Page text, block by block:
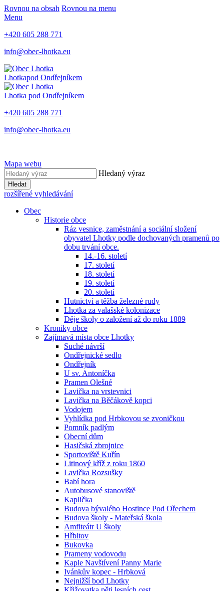
Rovnou na obsah Rovnou na menu
Menu
+420 605 288 771
info@obec-lhotka.eu
Lhotkapod Ondřejníkem
Lhotka pod Ondřejníkem
+420 605 288 771
info@obec-lhotka.eu
Mapa webu
Hledaný výraz
Hledat
rozšířené vyhledávání
Obec
Historie obce
Ráz vesnice, zaměstnání a sociální složení
obyvatel Lhotky podle dochovaných pramenů po
dobu trvání obce.
14.-16. století
17. století
18. století
19. století
20. století
Hutnictví a těžba železné rudy
Lhotka za valašské kolonizace
Děje školy o založení až do roku 1889
Kroniky obce
Zajímavá místa obce Lhotky
Suché návrší
Ondřejnické sedlo
Ondřejník
U sv. Antoníčka
Pramen Olešné
Lavička na vrstevnici
Lavička na Běčákově kopci
Vodojem
Vyhlídka pod Hrbkovou se zvoničkou
Pomník padlým
Obecní dům
Hasičská zbrojnice
Sportoviště Kuřín
Litinový kříž z roku 1860
Lavička Rozsušky
Babí hora
Autobusové stanoviště
Kaplička
Budova bývalého Hostince Pod Ořechem
Budova školy - Mateřská škola
Amfiteátr U školy
Hřbitov
Bukovka
Prameny vodovodu
Kaple Navštívení Panny Marie
Ivánkův kopec - Hrbková
Nejnižší bod Lhotky